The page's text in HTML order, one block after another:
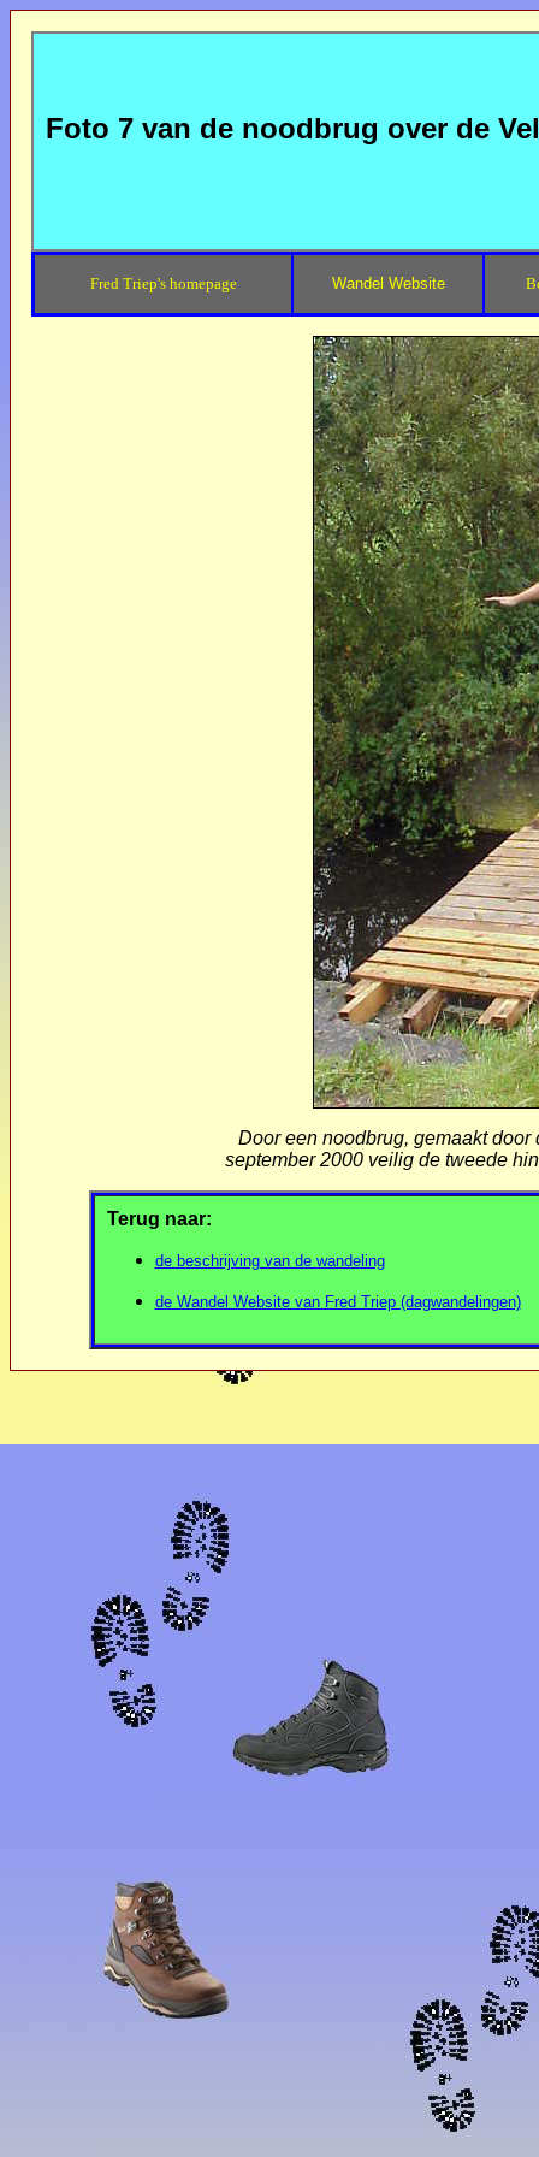
Foto 7 van de noodbrug over de
Fred Triep's homepage Wandel Website
Door een noodbrug, gemaakt
september 2000 veilig de tweede
Terug naar:
de beschrijving van de wandeling
de Wandel Website van Fred Triep (dagwandelingen)